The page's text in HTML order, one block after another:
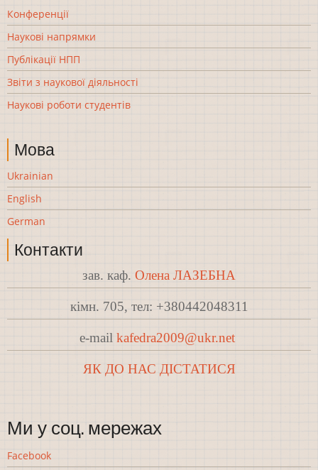
Конференції
Наукові напрямки
Публікації НПП
Звіти з наукової діяльності
Наукові роботи студентів
Мова
Ukrainian
English
German
Контакти
зав. каф. Олена ЛАЗЕБНА
кімн. 705, тел: +380442048311
e-mail kafedra2009@ukr.net
ЯК ДО НАС ДІСТАТИСЯ
Ми у соц. мережах
Facebook